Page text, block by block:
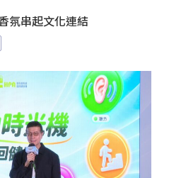
氛串起文化連結